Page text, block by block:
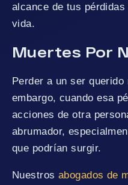
alcance de tus
vida.
Muertes Por
Perder a un ser
embargo, cuando esa
acciones de otra
abrumador,
que podrían surgir.
Nuestros abogados de